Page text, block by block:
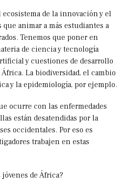
de la innovación y el
animar a más estudiantes a
Tenemos que poner en
de ciencia y tecnología
y cuestiones de desarrollo
La biodiversidad, el cambio
y la epidemiología, por ejemplo.
ocurre con las enfermedades
están desatendidas por la
occidentales. Por eso es
trabajen en estas
de África?